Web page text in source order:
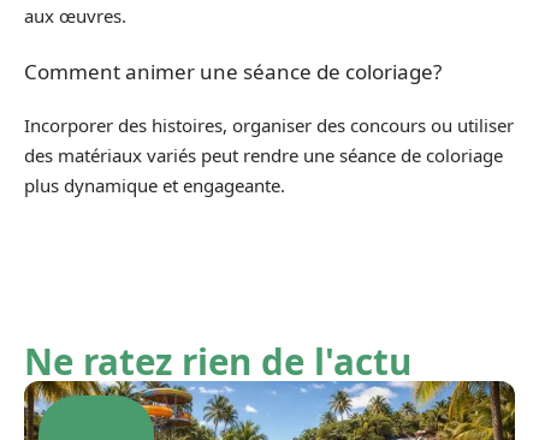
aux œuvres.
Comment animer une séance de coloriage?
Incorporer des histoires, organiser des concours ou utiliser
des matériaux variés peut rendre une séance de coloriage
plus dynamique et engageante.
Ne ratez rien de l'actu